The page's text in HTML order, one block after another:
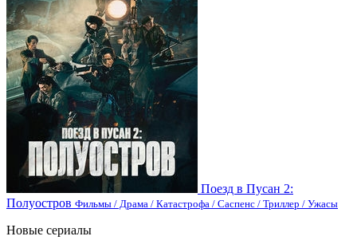
Поезд в Пусан 2:
Полуостров Фильмы / Драма / Катастрофа / Саспенс / Триллер / Ужасы
Новые сериалы